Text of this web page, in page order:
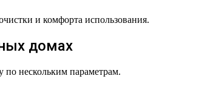
и комфорта использования.
домах
по нескольким параметрам.